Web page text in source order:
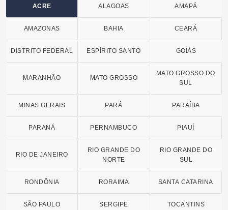
ACRE ALAGOAS AMAPÁ
AMAZONAS BAHIA CEARÁ
DISTRITO FEDERAL ESPÍRITO SANTO GOIÁS
MARANHÃO MATO GROSSO
MATO GROSSO DO
SUL
MINAS GERAIS PARÁ PARAÍBA
PARANÁ PERNAMBUCO PIAUÍ
RIO DE JANEIRO
RIO GRANDE DO
NORTE
RIO GRANDE DO
SUL
RONDÔNIA RORAIMA SANTA CATARINA
SÃO PAULO SERGIPE TOCANTINS